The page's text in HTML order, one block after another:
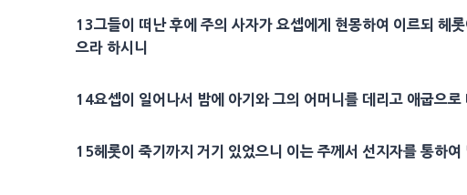
13그들이 떠난 후에 주의사자가요셉에게 현몽하여 이르되헤롯
으라 하시니
14요셉이 일어나서 밤에 아기와 그의 어머니를 데리고 애굽으로
15헤롯이 죽기까지 거기 있었으니 이는 주께서 선지자를 통하여